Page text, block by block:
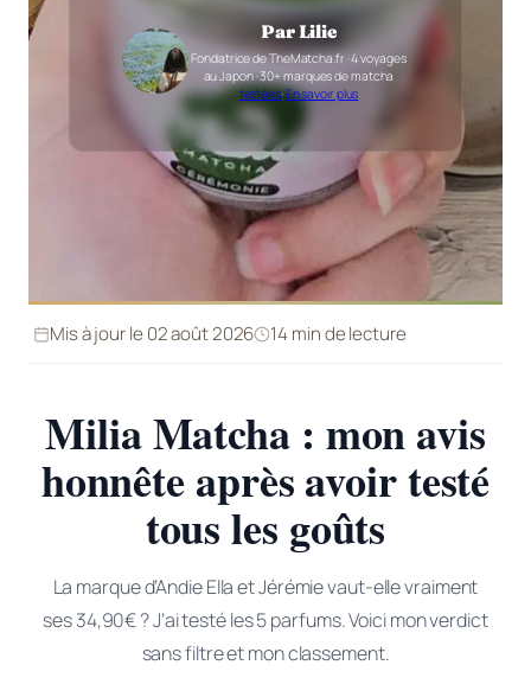
Par Lilie
Fondatrice de TheMatcha.fr · 4 voyages
au Japon · 30+ marques de matcha
testées·En savoir plus
Mis à jour le 02 août 2026 14 min de lecture
Milia Matcha : mon avis
honnête après avoir testé
tous les goûts
La marque d’Andie Ella et Jérémie vaut-elle vraiment
ses 34,90€ ? J’ai testé les 5 parfums. Voici mon verdict
sans filtre et mon classement.